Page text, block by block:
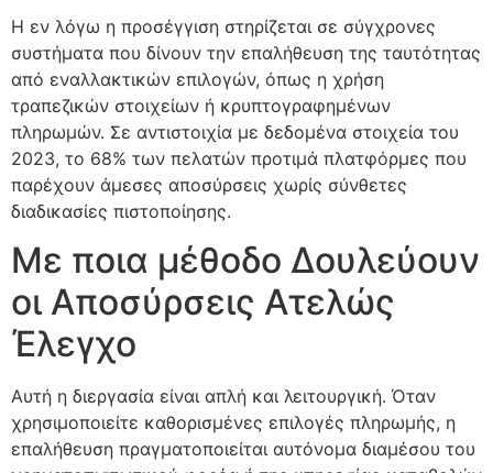
Η εν λόγω η προσέγγιση στηρίζεται σε σύγχρονες
συστήματα που δίνουν την επαλήθευση της ταυτότητας
από εναλλακτικών επιλογών, όπως η χρήση
τραπεζικών στοιχείων ή κρυπτογραφημένων
πληρωμών. Σε αντιστοιχία με δεδομένα στοιχεία του
2023, το 68% των πελατών προτιμά πλατφόρμες που
παρέχουν άμεσες αποσύρσεις χωρίς σύνθετες
διαδικασίες πιστοποίησης.
Με ποια μέθοδο Δουλεύουν
οι Αποσύρσεις Ατελώς
Έλεγχο
Αυτή η διεργασία είναι απλή και λειτουργική. Όταν
χρησιμοποιείτε καθορισμένες επιλογές πληρωμής, η
επαλήθευση πραγματοποιείται αυτόνομα διαμέσου του